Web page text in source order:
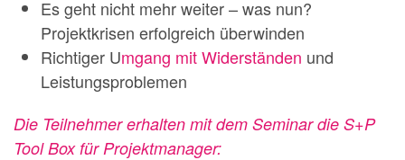
Es geht nicht mehr weiter – was nun?
Projektkrisen erfolgreich überwinden
Richtiger Umgang mit Widerständen und
Leistungsproblemen
Die Teilnehmer erhalten mit dem Seminar die S+P
Tool Box für Projektmanager: